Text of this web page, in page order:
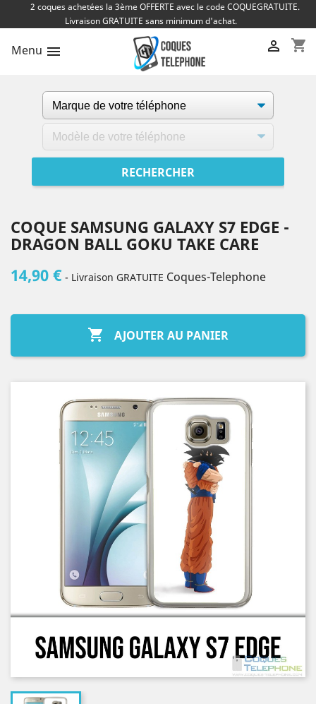
2 coques achetées la 3ème OFFERTE avec le code COQUEGRATUITE.
Livraison GRATUITE sans minimum d'achat.
Menu  shopping_cart

COQUE SAMSUNG GALAXY S7 EDGE -
DRAGON BALL GOKU TAKE CARE
14,90 € - Livraison GRATUITE Coques-Telephone
 AJOUTER AU PANIER